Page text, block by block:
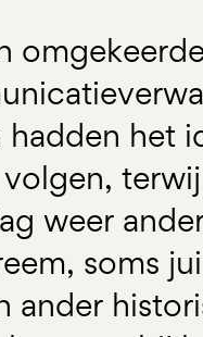
het
weer
soms
ander